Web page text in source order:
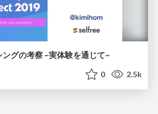
ングの考察 ~実体験を通じて~
0 2.5k